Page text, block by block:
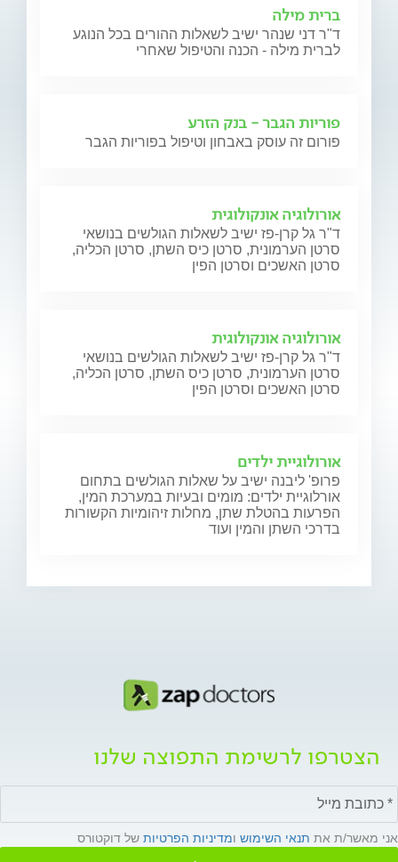
ברית מילה
ד"ר דני שנהר ישיב לשאלות ההורים בכל הנוגע
לברית מילה - הכנה והטיפול שאחרי
פוריות הגבר - בנק הזרע
פורום זה עוסק באבחון וטיפול בפוריות הגבר
אורולוגיה אונקולוגית
ד"ר גל קרן-פז ישיב לשאלות הגולשים בנושאי
סרטן הערמונית, סרטן כיס השתן, סרטן הכליה,
סרטן האשכים וסרטן הפין
אורולוגיה אונקולוגית
ד"ר גל קרן-פז ישיב לשאלות הגולשים בנושאי
סרטן הערמונית, סרטן כיס השתן, סרטן הכליה,
סרטן האשכים וסרטן הפין
אורולוגיית ילדים
פרופ' ליבנה ישיב על שאלות הגולשים בתחום
אורלוגיית ילדים: מומים ובעיות במערכת המין,
הפרעות בהטלת שתן, מחלות זיהומיות הקשורות
בדרכי השתן והמין ועוד
הצטרפו לרשימת התפוצה שלנו
אני מאשר/ת את תנאי השימוש ומדיניות הפרטיות של דוקטורס